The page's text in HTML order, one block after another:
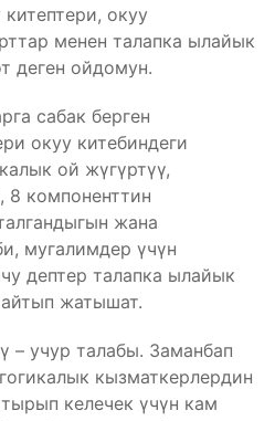
окуу
менен талапка ылайык
деген ойдомун.
сабак берген
окуу китебиндеги
ой жүгүртүү,
8 компоненттин
жана
мугалимдер үчүн
дептер талапка ылайык
жатышат.
– учур талабы. Заманбап
кызматкерлердин
келечек үчүн кам